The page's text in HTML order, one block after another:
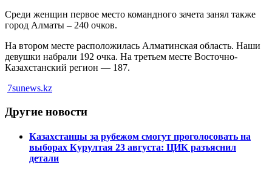
Среди женщин первое место командного зачета занял также
город Алматы – 240 очков.
На втором месте расположилась Алматинская область. Наши
девушки набрали 192 очка. На третьем месте Восточно-
Казахстанский регион — 187.
7sunews.kz
Другие новости
Казахстанцы за рубежом смогут проголосовать на
выборах Курултая 23 августа: ЦИК разъяснил
детали